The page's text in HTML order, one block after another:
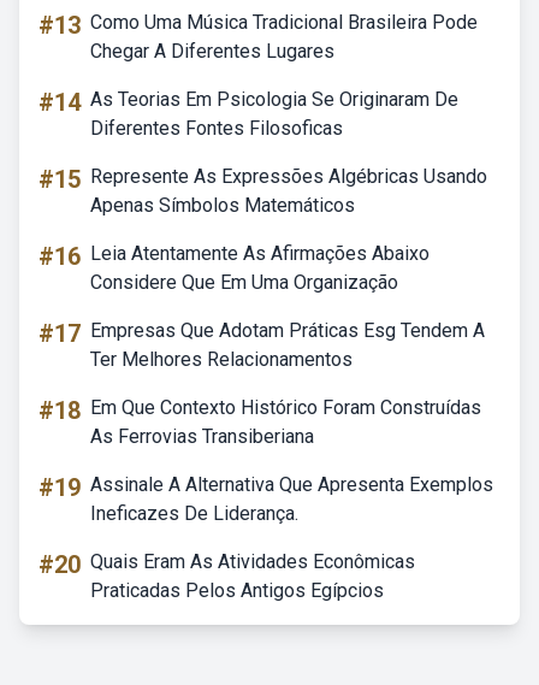
#13 Como Uma Música Tradicional Brasileira Pode
Chegar A Diferentes Lugares
#14 As Teorias Em Psicologia Se Originaram De
Diferentes Fontes Filosoficas
#15 Represente As Expressões Algébricas Usando
Apenas Símbolos Matemáticos
#16 Leia Atentamente As Afirmações Abaixo
Considere Que Em Uma Organização
#17 Empresas Que Adotam Práticas Esg Tendem A
Ter Melhores Relacionamentos
#18 Em Que Contexto Histórico Foram Construídas
As Ferrovias Transiberiana
#19 Assinale A Alternativa Que Apresenta Exemplos
Ineficazes De Liderança.
#20 Quais Eram As Atividades Econômicas
Praticadas Pelos Antigos Egípcios